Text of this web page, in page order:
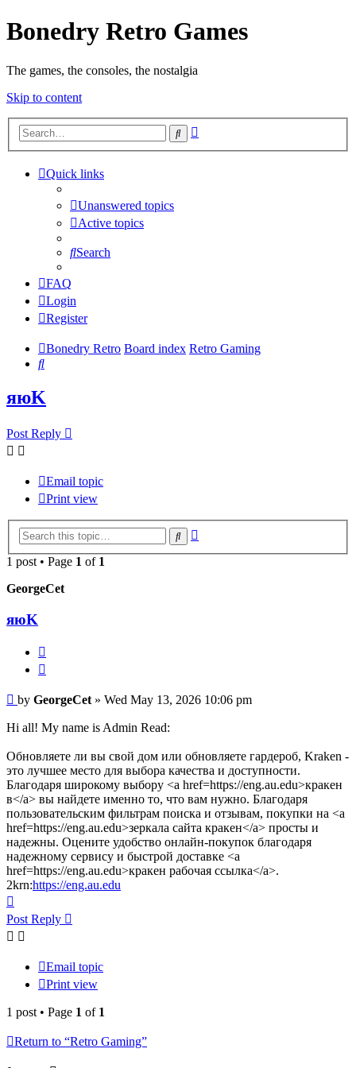
Bonedry Retro Games
The games, the consoles, the nostalgia
Skip to content
Search
Quick links
Unanswered topics
Active topics
Search
FAQ
Login
Register
Bonedry Retro Board index Retro Gaming
Search
яюK
Post Reply
Email topic
Print view
Search
1 post • Page 1 of 1
GeorgeCet
яюK
Post
by GeorgeCet » Wed May 13, 2026 10:06 pm
Hi all! My name is Admin Read:
Обновляете ли вы свой дом или обновляете гардероб, Kraken -
это лучшее место для выбора качества и доступности.
Благодаря широкому выбору <a href=https://eng.au.edu>кракен
в</a> вы найдете именно то, что вам нужно. Благодаря
пользовательским фильтрам поиска и отзывам, покупки на <a
href=https://eng.au.edu>зеркала сайта кракен</a> просты и
надежны. Оцените удобство онлайн-покупок благодаря
надежному сервису и быстрой доставке <a
href=https://eng.au.edu>кракен рабочая ссылка</a>.
2krn:https://eng.au.edu
Post Reply
Email topic
Print view
1 post • Page 1 of 1
Return to “Retro Gaming”